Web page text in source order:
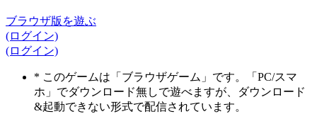
ブラウザ版を遊ぶ
(ログイン)
(ログイン)
* このゲームは「ブラウザゲーム」です。「PC/スマ
ホ」でダウンロード無しで遊べますが、ダウンロード
&起動できない形式で配信されています。